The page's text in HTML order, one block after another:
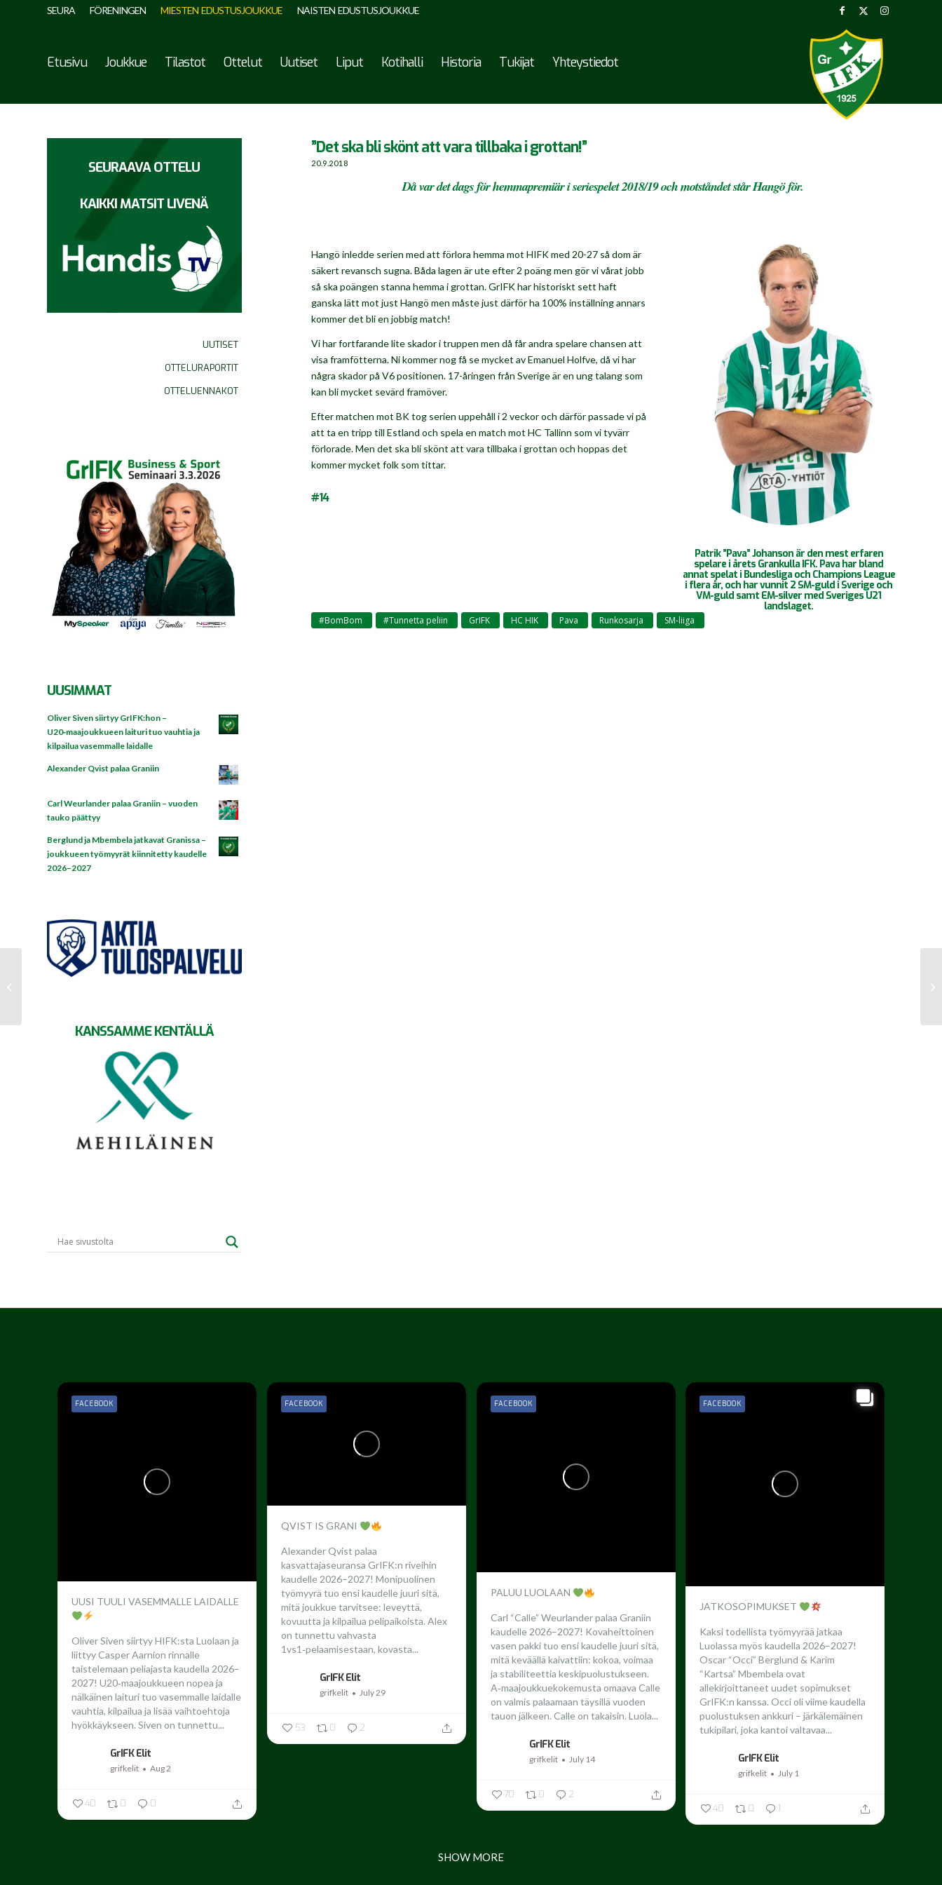
SEURA FÖRENINGEN MIESTEN EDUSTUSJOUKKUE NAISTEN EDUSTUSJOUKKUE
Etusivu Joukkue Tilastot Ottelut Uutiset Liput Kotihalli Historia Tukijat Yhteystiedot
”Det ska bli skönt att vara tillbaka i grottan!”
20.9.2018
Då var det dags för hemmapremiär i seriespelet 2018/19 och motståndet står Hangö för.
Hangö inledde serien med att förlora hemma mot HIFK med 20-27 så dom är
säkert revansch sugna. Båda lagen är ute efter 2 poäng men gör vi vårat jobb
så ska poängen stanna hemma i grottan. GrIFK har historiskt sett haft
ganska lätt mot just Hangö men måste just därför ha 100% inställning annars
kommer det bli en jobbig match!
Vi har fortfarande lite skador i truppen men då får andra spelare chansen att
visa framfötterna. Ni kommer nog få se mycket av Emanuel Holfve, då vi har
några skador på V6 positionen. 17-åringen från Sverige är en ung talang som
kan bli mycket sevärd framöver.
Efter matchen mot BK tog serien uppehåll i 2 veckor och därför passade vi på
att ta en tripp till Estland och spela en match mot HC Tallinn som vi tyvärr
förlorade. Men det ska bli skönt att vara tillbaka i grottan och hoppas det
kommer mycket folk som tittar.
#14
Patrik ”Pava” Johanson är den mest erfaren
spelare i årets Grankulla IFK. Pava har bland
annat spelat i Bundesliga och Champions League
i flera år, och har vunnit 2 SM-guld i Sverige och
VM-guld samt EM-silver med Sveriges U21
landslaget.
#BomBom #Tunnetta peliin GrIFK HC HIK Pava Runkosarja SM-liiga
SEURAAVA OTTELU
KAIKKI MATSIT LIVENÄ
UUTISET
OTTELURAPORTIT
OTTELUENNAKOT
UUSIMMAT
Oliver Siven siirtyy GrIFK:hon –
U20‑maajoukkueen laituri tuo vauhtia ja
kilpailua vasemmalle laidalle
Alexander Qvist palaa Graniin
Carl Weurlander palaa Graniin – vuoden
tauko päättyy
Berglund ja Mbembela jatkavat Granissa –
joukkueen työmyyrät kiinnitetty kaudelle
2026–2027
KANSSAMME KENTÄLLÄ
UUSI TUULI VASEMMALLE LAIDALLE
Oliver Siven siirtyy HIFK:sta Luolaan ja
liittyy Casper Aarnion rinnalle
taistelemaan peliajasta kaudella 2026–
2027! U20‑maajoukkueen nopea ja
nälkäinen laituri tuo vasemmalle laidalle
vauhtia, kilpailua ja lisää vaihtoehtoja
hyökkäykseen. Siven on tunnettu...
GrIFK Elit
grifkelit Aug 2
FACEBOOK
40 0 0
QVIST IS GRANI
Alexander Qvist palaa
kasvattajaseuransa GrIFK:n riveihin
kaudelle 2026–2027! Monipuolinen
työmyyrä tuo ensi kaudelle juuri sitä,
mitä joukkue tarvitsee: leveyttä,
kovuutta ja kilpailua pelipaikoista. Alex
on tunnettu vahvasta
1vs1‑pelaamisestaan, kovasta...
GrIFK Elit
grifkelit July 29
FACEBOOK
53 0 2
PALUU LUOLAAN
Carl “Calle” Weurlander palaa Graniin
kaudelle 2026–2027! Kovaheittoinen
vasen pakki tuo ensi kaudelle juuri sitä,
mitä keväällä kaivattiin: kokoa, voimaa
ja stabiliteettia keskipuolustukseen.
A‑maajoukkuekokemusta omaava Calle
on valmis palaamaan täysillä vuoden
tauon jälkeen. Calle on takaisin. Luola...
GrIFK Elit
grifkelit July 14
FACEBOOK
70 0 2
JATKOSOPIMUKSET
Kaksi todellista työmyyrää jatkaa
Luolassa myös kaudella 2026–2027!
Oscar “Occi” Berglund & Karim
“Kartsa” Mbembela ovat
allekirjoittaneet uudet sopimukset
GrIFK:n kanssa. Occi oli viime kaudella
puolustuksen ankkuri – järkälemäinen
tukipilari, joka kantoi valtavaa...
GrIFK Elit
grifkelit July 1
FACEBOOK
40 0 1
SHOW MORE
Georgs ja Koljonen